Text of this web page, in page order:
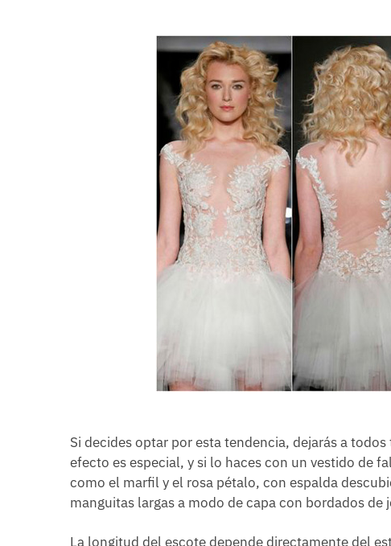
Si decides optar por esta tendencia, dejarás a
efecto es especial, y si lo haces con un vestido de
como el marfil y el rosa pétalo, con espalda
manguitas largas a modo de capa con bordados
La longitud del escote depende directamente del